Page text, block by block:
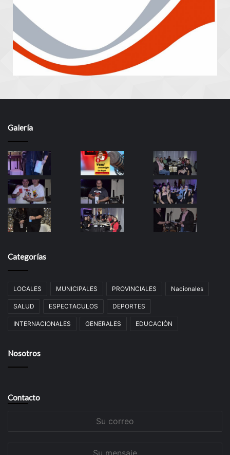
Galería
Categorías
LOCALES MUNICIPALES PROVINCIALES Nacionales
SALUD ESPECTACULOS DEPORTES
INTERNACIONALES GENERALES EDUCACIÒN
Nosotros
Contacto